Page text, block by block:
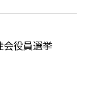
役員選挙